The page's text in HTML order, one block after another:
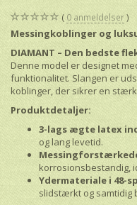
0 anmeldelser
Messingkoblinger og
DIAMANT – Den bedste
Denne model er designet
funktionalitet. Slangen er
koblinger, der sikrer en
Produktdetaljer:
3-lags ægte latex
og lang levetid.
korrosionsbestandig,
Ydermateriale i 48-
slidstærkt og samtidig